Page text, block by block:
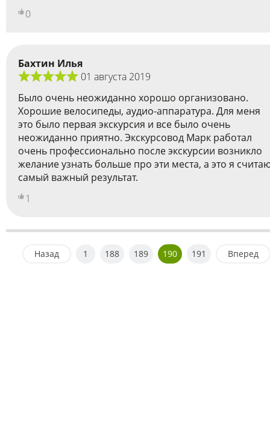
0
Бахтин Илья
01 августа 2019
Было очень неожиданно хорошо организовано.
Хорошие велосипеды, аудио-аппаратура. Для меня
это было первая экскурсия и все было очень
неожиданно приятно. Экскурсовод Марк работал
очень профессионально после экскурсии возникло
желание узнать больше про эти места, а это я
самый важный результат.
1
Назад 1 188 189 190 191 Вперед